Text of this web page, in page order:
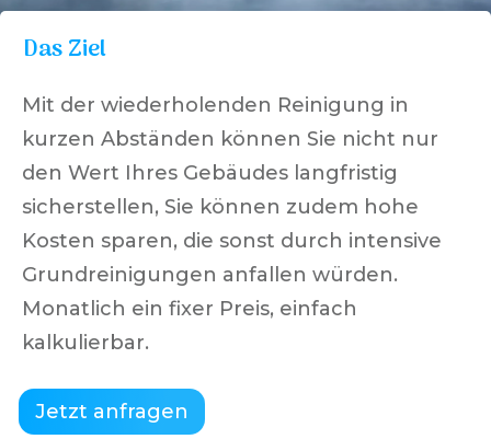
Das Ziel
Mit der wiederholenden Reinigung in
kurzen Abständen können Sie nicht nur
den Wert Ihres Gebäudes langfristig
sicherstellen, Sie können zudem hohe
Kosten sparen, die sonst durch intensive
Grundreinigungen anfallen würden.
Monatlich ein fixer Preis, einfach
kalkulierbar.
Jetzt anfragen